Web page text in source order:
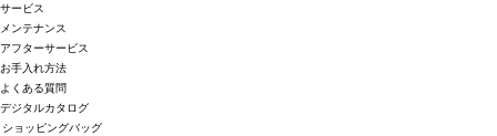
サービス
メンテナンス
アフターサービス
お手入れ方法
よくある質問
デジタルカタログ
ショッピングバッグ